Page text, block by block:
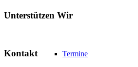
Termine
Unterstützen Wir
Kontakt